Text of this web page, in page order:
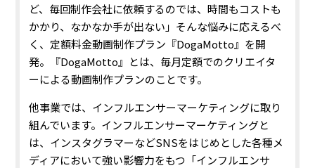
ど、毎回制作会社に依頼するのでは、時間もコストも
かかり、なかなか手が出ない」そんな悩みに応えるべ
く、定額料金動画制作プラン『DogaMotto』を開
発。『DogaMotto』とは、毎月定額でのクリエイタ
ーによる動画制作プランのことです。
他事業では、インフルエンサーマーケティングに取り
組んでいます。インフルエンサーマーケティングと
は、インスタグラマーなどSNSをはじめとした各種メ
ディアにおいて強い影響力をもつ「インフルエンサ